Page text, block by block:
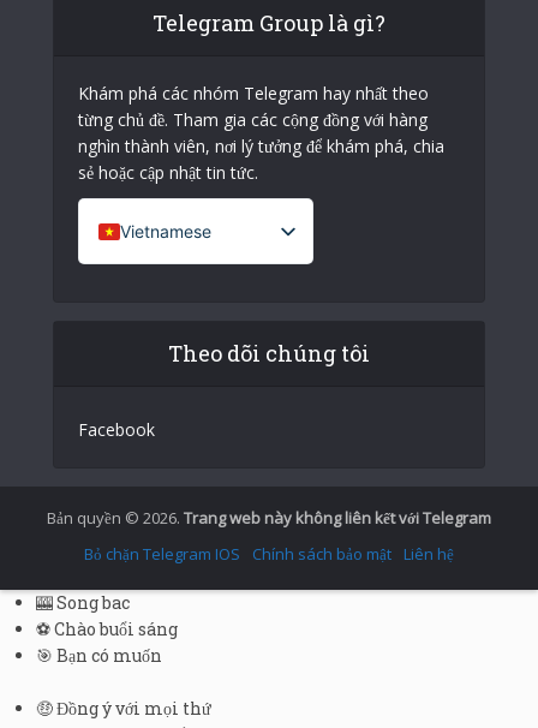
Telegram Group là gì?
Khám phá các nhóm Telegram hay nhất theo
từng chủ đề. Tham gia các cộng đồng với hàng
nghìn thành viên, nơi lý tưởng để khám phá, chia
sẻ hoặc cập nhật tin tức.
Vietnamese
French (France)
Spanish
Greek
Chinese
Japanese
Russian
Czech
Portuguese (Brazil)
Theo dõi chúng tôi
Facebook
Bản quyền © 2026. Trang web này không liên kết với Telegram
Bỏ chặn Telegram IOS
Chính sách bảo mật Liên hệ
🎰 Song bac
⚽ Chào buổi sáng
🎯 Bạn có muốn
🤑 Đồng ý với mọi thứ